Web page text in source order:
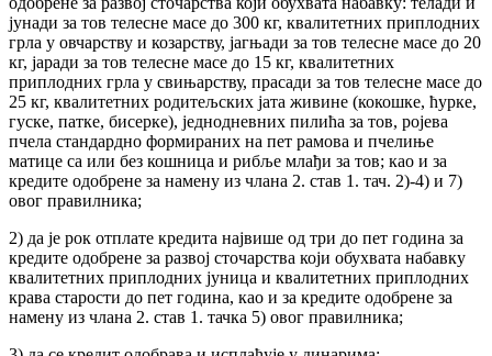
јунади за тов телесне масе до 300 кг, квалитетних приплодних
грла у овчарству и козарству, јагњади за тов телесне масе до 20
кг, јаради за тов телесне масе до 15 кг, квалитетних
приплодних грла у свињарству, прасади за тов телесне масе до
25 кг, квалитетних родитељских јата живине (кокошке, ћурке,
гуске, патке, бисерке), једнодневних пилића за тов, ројева
пчела стандардно формираних на пет рамова и пчелиње
матице са или без кошница и рибље млађи за тов; као и за
кредите одобрене за намену из члана 2. став 1. тач. 2)-4) и 7)
овог правилника;
2) да је рок отплате кредита највише од три до пет година за
кредите одобрене за развој сточарства који обухвата набавку
квалитетних приплодних јуница и квалитетних приплодних
крава старости до пет година, као и за кредите одобрене за
намену из члана 2. став 1. тачка 5) овог правилника;